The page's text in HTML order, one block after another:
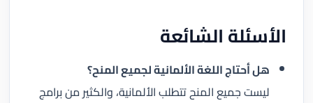
الأسئلة الشائعة
هل أحتاج اللغة الألمانية لجميع المنح؟
ليست جميع المنح تتطلب الألمانية، والكثير من برامج